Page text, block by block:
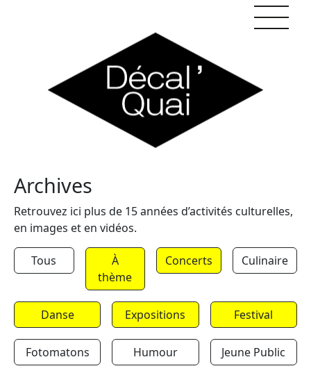
Archives
Retrouvez ici plus de 15 années d’activités culturelles,
en images et en vidéos.
Tous
À
thème
Concerts Culinaire
Danse Expositions Festival
Fotomatons Humour Jeune Public